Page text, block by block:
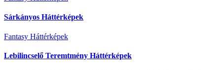
Sárkányos Háttérképek
Fantasy Háttérképek
Lebilincselő Teremtmény Háttérképek